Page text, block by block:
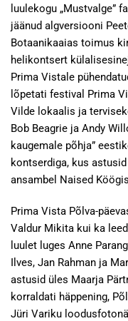
luulekogu „Mustvalge”
jäänud algversiooni
Botaanikaaias toimus
helikontsert
Prima Vistale
lõpetati festival Prima
Vilde lokaalis ja
Bob Beagrie ja Andy
kaugemale põhja”
kontserdiga, kus
ansambel Naised
Prima Vista Põlva-
Valdur Mikita kui ka
luulet luges Anne
Ilves, Jan Rahman ja
astusid üles Maarja
korraldati häppening,
Jüri Variku